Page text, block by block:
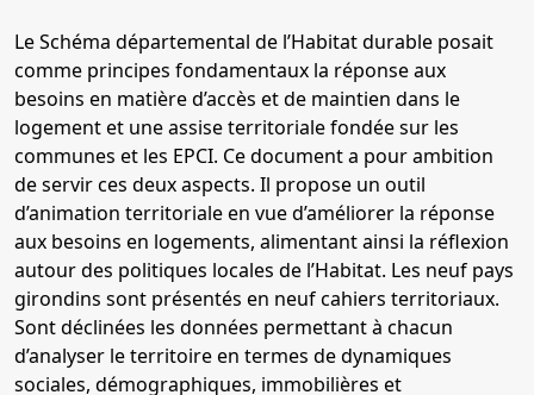
Le Schéma départemental de l’Habitat durable posait
comme principes fondamentaux la réponse aux
besoins en matière d’accès et de maintien dans le
logement et une assise territoriale fondée sur les
communes et les EPCI. Ce document a pour ambition
de servir ces deux aspects. Il propose un outil
d’animation territoriale en vue d’améliorer la réponse
aux besoins en logements, alimentant ainsi la réflexion
autour des politiques locales de l’Habitat. Les neuf pays
girondins sont présentés en neuf cahiers territoriaux.
Sont déclinées les données permettant à chacun
d’analyser le territoire en termes de dynamiques
sociales, démographiques, immobilières et